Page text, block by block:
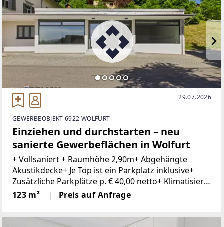
29.07.2026
GEWERBEOBJEKT 6922 WOLFURT
Einziehen und durchstarten – neu
sanierte Gewerbeflächen in Wolfurt
+ Vollsaniert + Raumhöhe 2,90m+ Abgehängte
Akustikdecke+ Je Top ist ein Parkplatz inklusive+
Zusätzliche Parkplätze p. € 40,00 netto+ Klimatisiert+
Kontrollierte Be- und Entlüftung+ Innovatives
Lichtkonzept+ Gute ErreichbarkeitIn
123 m² Preis auf Anfrage